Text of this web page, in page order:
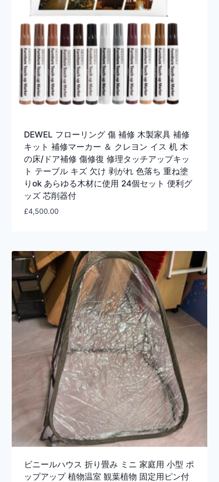
DEWEL フローリング 傷 補修 木製家具 補修
キット 補修マーカー ＆ クレヨン イス 机 木
の床/ドア補修 傷修復 修理タッチアップキッ
ト テーブル キズ 欠け 剥がれ 色落ち 重ね塗
りok あらゆる木材に使用 24個セット 便利グ
ッズ 芯削器付
£4,500.00
ビニールハウス 折り畳み ミニ 家庭用 小型 ポ
ップアップ 植物温室 観葉植物 固定用ピン付